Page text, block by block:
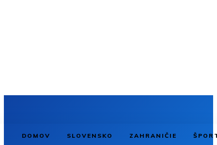
DOMOV SLOVENSKO ZAHRANIČIE